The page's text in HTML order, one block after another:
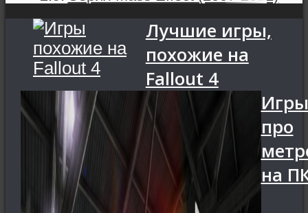
Предтечи (2009)
Экшены
Mace Griffin: Bounty Hunter (2003)
Prey (2006)
Halo: Combat Evolved (2001)
Стратегии
Лучшие игры,
похожие на
Fallout 4
Игры
про
на